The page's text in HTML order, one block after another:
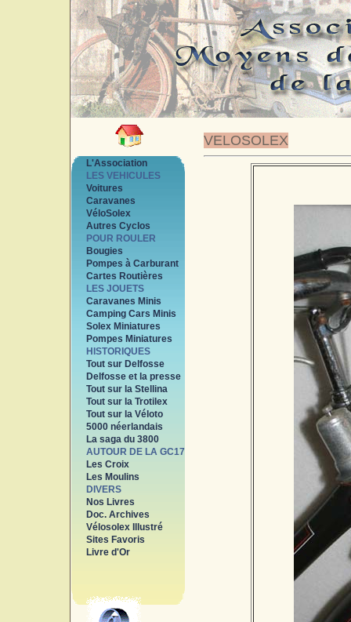
VELOSOLEX
L'Association
LES VEHICULES
Voitures
Caravanes
VéloSolex
Autres Cyclos
POUR ROULER
Bougies
Pompes à Carburant
Cartes Routières
LES JOUETS
Caravanes Minis
Camping Cars Minis
Solex Miniatures
Pompes Miniatures
HISTORIQUES
Tout sur Delfosse
Delfosse et la presse
Tout sur la Stellina
Tout sur la Trotilex
Tout sur la Véloto
5000 néerlandais
La saga du 3800
AUTOUR DE LA GC17
Les Croix
Les Moulins
DIVERS
Nos Livres
Doc. Archives
Vélosolex Illustré
Sites Favoris
Livre d'Or